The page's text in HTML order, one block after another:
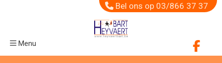
Bel ons op 03/866 37 37
Menu